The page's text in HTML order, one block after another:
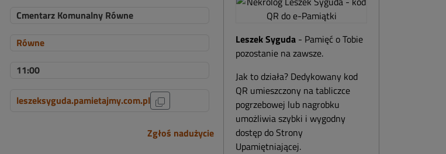
Cmentarz Komunalny Równe
Równe
11:00
leszeksyguda.pamietajmy.com.pl
Zgłoś nadużycie
Leszek Syguda - Pamięć o Tobie
pozostanie na zawsze.
Jak to działa? Dedykowany kod
QR umieszczony na tabliczce
pogrzebowej lub nagrobku
umożliwia szybki i wygodny
dostęp do Strony
Upamiętniającej.